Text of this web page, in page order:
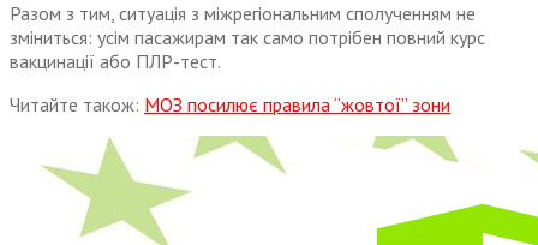
Разом з тим, ситуація з міжрегіональним сполученням не
зміниться: усім пасажирам так само потрібен повний курс
вакцинації або ПЛР-тест.
Читайте також: МОЗ посилює правила “жовтої” зони